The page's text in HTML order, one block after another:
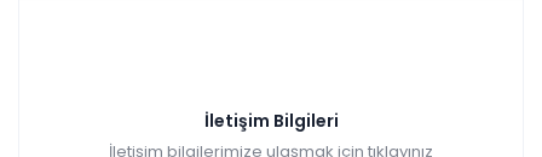
İletişim Bilgileri
İletişim bilgilerimize ulaşmak için tıklayınız